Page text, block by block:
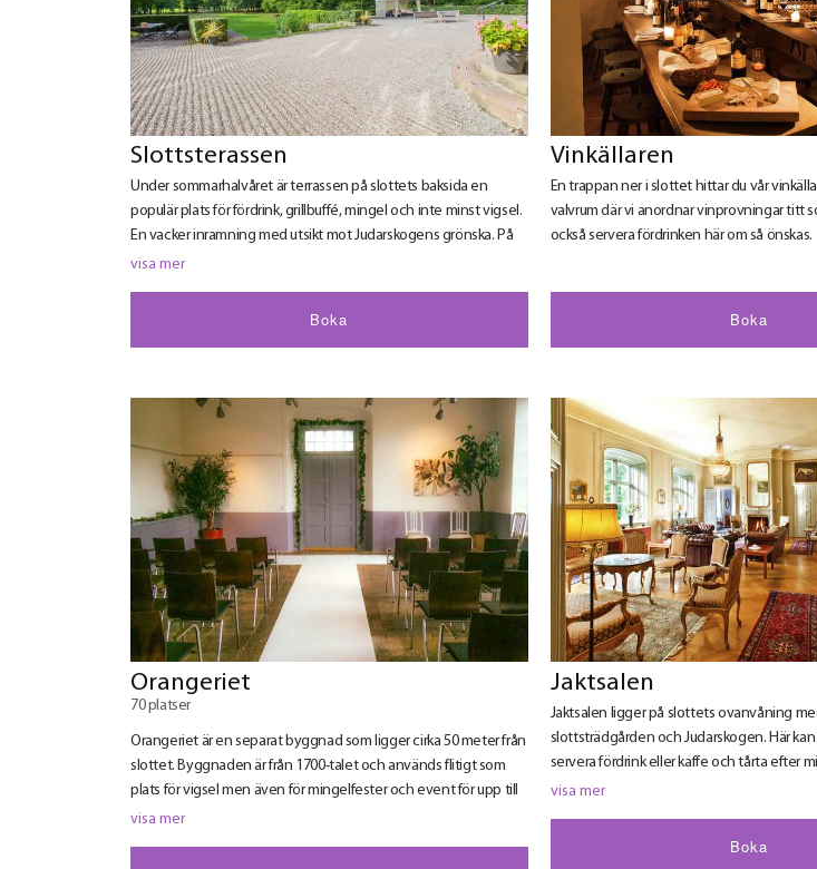
Slottsterassen
Under sommarhalvåret är terrassen på slottets baksida en
populär plats för fördrink, grillbuffé, mingel och inte minst vigsel.
En vacker inramning med utsikt mot Judarskogens grönska. På
terrassen kan vi även sätta upp loungetält.
visa mer
Boka
Vinkällaren
En trappan ner i slottet hittar du vår
valvrum där vi anordnar vinprovningar titt
också servera fördrinken här om så önskas.
Boka
Orangeriet
70 platser
Orangeriet är en separat byggnad som ligger cirka 50 meter från
slottet. Byggnaden är från 1700-talet och används flitigt som
plats för vigsel men även för mingelfester och event för upp till
70 personer.
visa mer
Jaktsalen
Jaktsalen ligger på slottets ovanvåning
slottsträdgården och Judarskogen. Här
servera fördrink eller kaffe och tårta efter
inte använda den pampiga salen som
visa mer
Boka